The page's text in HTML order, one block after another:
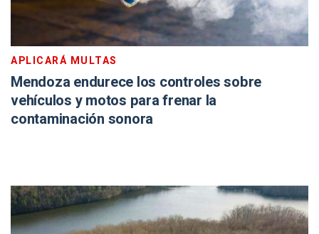
APLICARÁ MULTAS
Mendoza endurece los controles sobre
vehículos y motos para frenar la
contaminación sonora